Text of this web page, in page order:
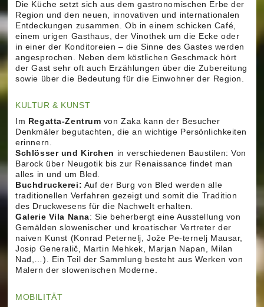
Die Küche setzt sich aus dem gastronomischen Erbe der
Region und den neuen, innovativen und internationalen
Entdeckungen zusammen. Ob in einem schicken Café,
einem urigen Gasthaus, der Vinothek um die Ecke oder
in einer der Konditoreien – die Sinne des Gastes werden
angesprochen. Neben dem köstlichen Geschmack hört
der Gast sehr oft auch Erzählungen über die Zubereitung
sowie über die Bedeutung für die Einwohner der Region.
KULTUR & KUNST
Im Regatta-Zentrum von Zaka kann der Besucher
Denkmäler begutachten, die an wichtige Persönlichkeiten
erinnern.
Schlösser und Kirchen in verschiedenen Baustilen: Von
Barock über Neugotik bis zur Renaissance findet man
alles in und um Bled.
Buchdruckerei: Auf der Burg von Bled werden alle
traditionellen Verfahren gezeigt und somit die Tradition
des Druckwesens für die Nachwelt erhalten.
Galerie Vila Nana: Sie beherbergt eine Ausstellung von
Gemälden slowenischer und kroatischer Vertreter der
naiven Kunst (Konrad Peternelj, Jože Pe-ternelj Mausar,
Josip Generalič, Martin Mehkek, Marjan Napan, Milan
Nađ,…). Ein Teil der Sammlung besteht aus Werken von
Malern der slowenischen Moderne.
MOBILITÄT